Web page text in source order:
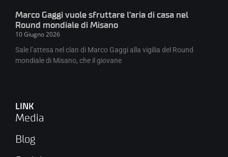
Marco Gaggi vuole sfruttare l’aria di casa nel
Round mondiale di Misano
10 Giugno 2026
Sale l’attesa nel clan di Marco Gaggi alla vigilia del Round
mondiale di Misano, che il giovane
LINK
Media
Blog